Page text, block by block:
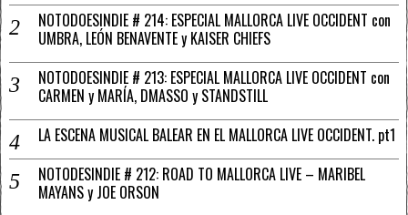
NOTODOESINDIE # 214: ESPECIAL MALLORCA LIVE OCCIDENT con
UMBRA, LEÓN BENAVENTE y KAISER CHIEFS
NOTODOESINDIE # 213: ESPECIAL MALLORCA LIVE OCCIDENT con
CARMEN y MARÍA, DMASSO y STANDSTILL
LA ESCENA MUSICAL BALEAR EN EL MALLORCA LIVE OCCIDENT. pt1
NOTODESINDIE # 212: ROAD TO MALLORCA LIVE – MARIBEL
MAYANS y JOE ORSON